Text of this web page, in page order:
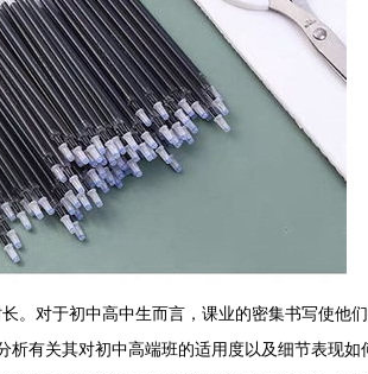
对于初中高中生而言，课业的密集书写使他
有关其对初中高端班的适用度以及细节表现